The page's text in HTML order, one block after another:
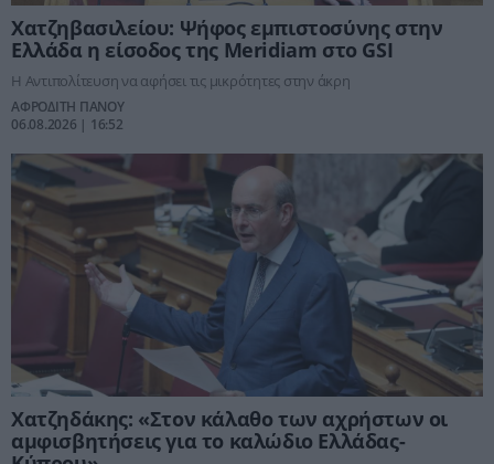
Χατζηβασιλείου: Ψήφος εμπιστοσύνης στην
Ελλάδα η είσοδος της Meridiam στο GSI
Η Αντιπολίτευση να αφήσει τις μικρότητες στην άκρη
ΑΦΡΟΔΙΤΗ ΠΑΝΟΥ
06.08.2026 | 16:52
Χατζηδάκης: «Στον κάλαθο των αχρήστων οι
αμφισβητήσεις για το καλώδιο Ελλάδας-